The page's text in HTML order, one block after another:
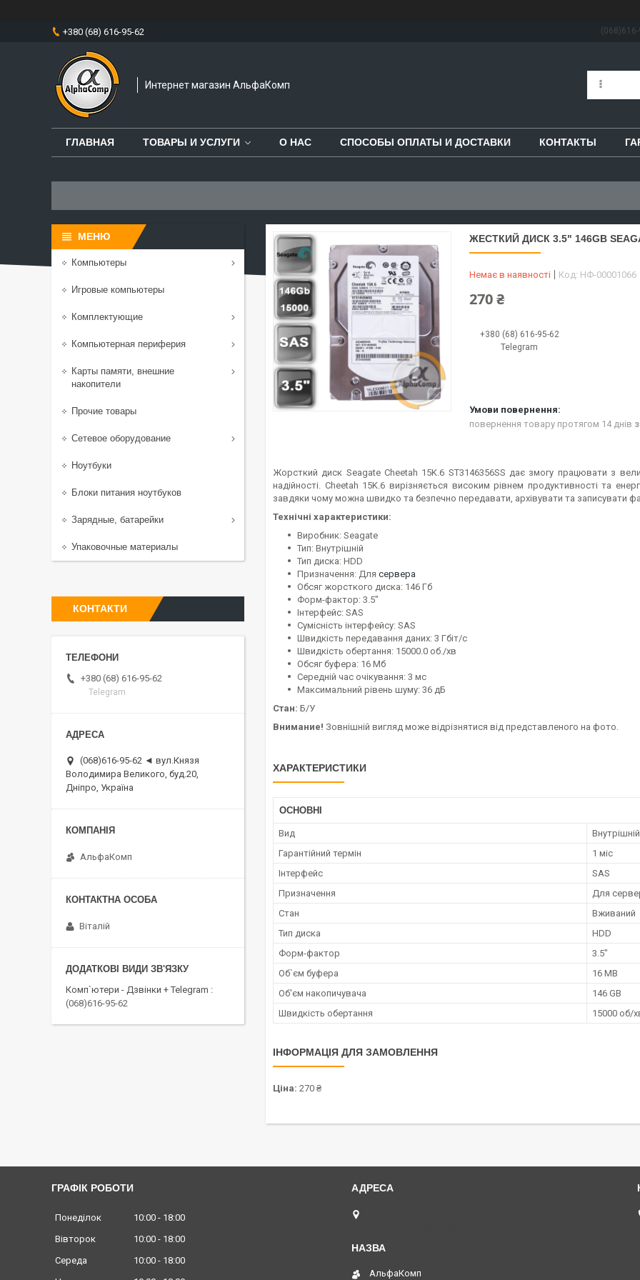
+380 (68) 616-95-62
Интернет магазин АльфаКомп
ГЛАВНАЯ ТОВАРЫ И УСЛУГИ О НАС СПОСОБЫ ОПЛАТЫ И ДОСТАВКИ КОНТАКТЫ
ЖЕСТКИЙ ДИСК 3.5" 146GB
Немає в наявності Код: НФ-00001066
270 ₴
+380 (68) 616-95-62
Telegram
повернення товару протягом 14 днів
Жорсткий диск Seagate Cheetah 15K.6 ST3146356SS дає змогу працювати з
надійності. Cheetah 15K.6 вирізняється високим рівнем продуктивності та
завдяки чому можна швидко та безпечно передавати, архівувати та записувати
Технічні характеристики:
Виробник: Seagate
Тип: Внутрішній
Тип диска: HDD
Призначення: Для сервера
Обсяг жорсткого диска: 146 Гб
Форм-фактор: 3.5"
Інтерфейс: SAS
Сумісність інтерфейсу: SAS
Швидкість передавання даних: 3 Гбіт/с
Швидкість обертання: 15000.0 об./хв
Обсяг буфера: 16 Мб
Середній час очікування: 3 мс
Максимальний рівень шуму: 36 дБ
Стан: Б/У
Внимание! Зовнішній вигляд може відрізнятися від представленого на фото.
ХАРАКТЕРИСТИКИ
ОСНОВНІ
Вид
Внутрішній
Гарантійний термін
1 міс
Інтерфейс
SAS
Призначення
Для
Стан
Вживаний
Тип диска
HDD
Форм-фактор
3.5"
Об`єм буфера
16 MB
Об'єм накопичувача
146 GB
Швидкість обертання
15000 об/
ІНФОРМАЦІЯ ДЛЯ ЗАМОВЛЕННЯ
Ціна: 270 ₴
Компьютеры
Игровые компьютеры
Комплектующие
Компьютерная периферия
Карты памяти, внешние
накопители
Прочие товары
Сетевое оборудование
Ноутбуки
Блоки питания ноутбуков
Зарядные, батарейки
Упаковочные материалы
КОНТАКТИ
+380 (68) 616-95-62
Telegram
(068)616-95-62 ◄ вул.Князя
Володимира Великого, буд.20,
Дніпро, Україна
АльфаКомп
Віталій
Комп`ютери - Дзвінки + Telegram
(068)616-95-62
ГРАФІК РОБОТИ
Понеділок 10:00
18:00
Вівторок
10:00
18:00
Середа
10:00
18:00
АльфаКомп